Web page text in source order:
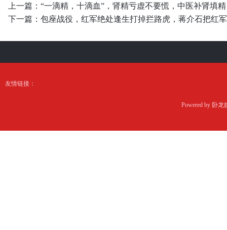
上一篇： “一滴精，十滴血”，肾精亏虚不要慌，中医补肾填
下一篇： 包座战役，红军绝处逢生打掉拦路虎，蒋介石把红
友情链接：
Powered by 卧龙